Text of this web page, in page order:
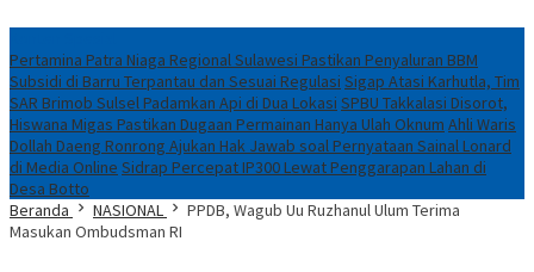
Pertamina Patra Niaga Regional Sulawesi Pastikan Penyaluran BBM
Subsidi di Barru Terpantau dan Sesuai Regulasi Sigap Atasi Karhutla, Tim
SAR Brimob Sulsel Padamkan Api di Dua Lokasi SPBU Takkalasi Disorot,
Hiswana Migas Pastikan Dugaan Permainan Hanya Ulah Oknum Ahli Waris
Dollah Daeng Ronrong Ajukan Hak Jawab soal Pernyataan Sainal Lonard
di Media Online Sidrap Percepat IP300 Lewat Penggarapan Lahan di
Desa Botto
Beranda
NASIONAL
PPDB, Wagub Uu Ruzhanul Ulum Terima
Masukan Ombudsman RI